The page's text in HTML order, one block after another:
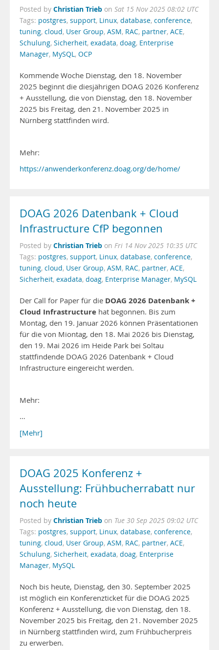
Posted by Christian Trieb on Sat 15 Nov 2025 08:02 UTC
Tags: postgres, support, Linux, database, conference,
tuning, cloud, User Group, ASM, RAC, partner, ACE,
Schulung, Sicherheit, exadata, doag, Enterprise
Manager, MySQL, OCP
Kommende Woche Dienstag, den 18. November
2025 beginnt die diesjährigen DOAG 2026 Konferenz
+ Ausstellung, die von Dienstag, den 18. November
2025 bis Freitag, den 21. November 2025 in
Nürnberg stattfinden wird.
Mehr:
https://anwenderkonferenz.doag.org/de/home/
DOAG 2026 Datenbank + Cloud
Infrastructure CfP begonnen
Posted by Christian Trieb on Fri 14 Nov 2025 10:35 UTC
Tags: postgres, support, Linux, database, conference,
tuning, cloud, User Group, ASM, RAC, partner, ACE,
Sicherheit, exadata, doag, Enterprise Manager, MySQL
Der Call for Paper für die DOAG 2026 Datenbank +
Cloud Infrastructure hat begonnen. Bis zum
Montag, den 19. Januar 2026 können Präsentationen
für die von Miontag, den 18. Mai 2026 bis Dienstag,
den 19. Mai 2026 im Heide Park bei Soltau
stattfindende DOAG 2026 Datenbank + Cloud
Infrastructure eingereicht werden.
Mehr:
…
[Mehr]
DOAG 2025 Konferenz +
Ausstellung: Frühbucherrabatt nur
noch heute
Posted by Christian Trieb on Tue 30 Sep 2025 09:02 UTC
Tags: postgres, support, Linux, database, conference,
tuning, cloud, User Group, ASM, RAC, partner, ACE,
Schulung, Sicherheit, exadata, doag, Enterprise
Manager, MySQL
Noch bis heute, Dienstag, den 30. September 2025
ist möglich ein Konferenzticket für die DOAG 2025
Konferenz + Ausstellung, die von Dienstag, den 18.
November 2025 bis Freitag, den 21. November 2025
in Nürnberg stattfinden wird, zum Frühbucherpreis
zu erwerben.